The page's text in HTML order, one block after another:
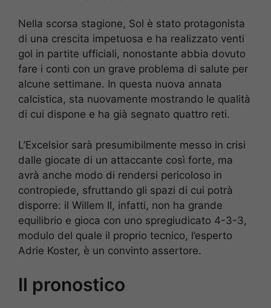
Nella scorsa stagione, Sol è stato protagonista
di una crescita impetuosa e ha realizzato venti
gol in partite ufficiali, nonostante abbia dovuto
fare i conti con un grave problema di salute per
alcune settimane. In questa nuova annata
calcistica, sta nuovamente mostrando le qualità
di cui dispone e ha già segnato quattro reti.
L’Excelsior sarà presumibilmente messo in crisi
dalle giocate di un attaccante così forte, ma
avrà anche modo di rendersi pericoloso in
contropiede, sfruttando gli spazi di cui potrà
disporre: il Willem II, infatti, non ha grande
equilibrio e gioca con uno spregiudicato 4-3-3,
modulo del quale il proprio tecnico, l’esperto
Adrie Koster, è un convinto assertore.
Il pronostico